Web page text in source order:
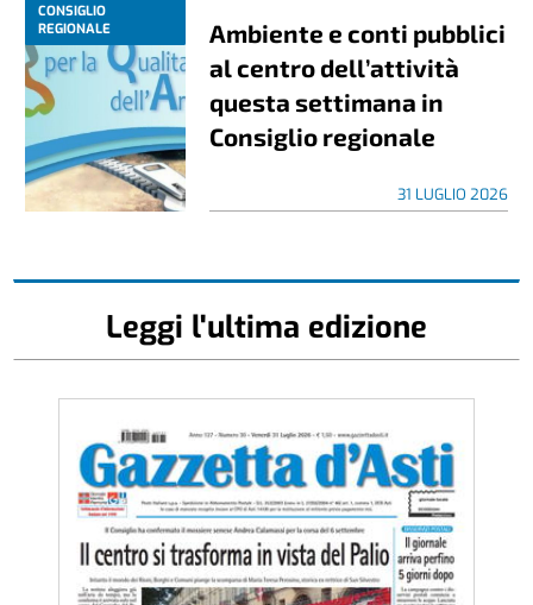
CONSIGLIO
REGIONALE
Ambiente e conti pubblici
al centro dell’attività
questa settimana in
Consiglio regionale
31 LUGLIO 2026
Leggi l'ultima edizione